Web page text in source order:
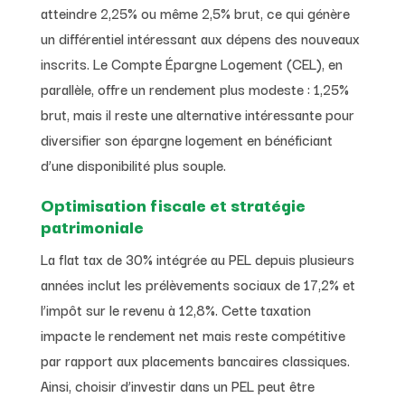
atteindre 2,25% ou même 2,5% brut, ce qui génère
un différentiel intéressant aux dépens des nouveaux
inscrits. Le Compte Épargne Logement (CEL), en
parallèle, offre un rendement plus modeste : 1,25%
brut, mais il reste une alternative intéressante pour
diversifier son épargne logement en bénéficiant
d’une disponibilité plus souple.
Optimisation fiscale et stratégie
patrimoniale
La flat tax de 30% intégrée au PEL depuis plusieurs
années inclut les prélèvements sociaux de 17,2% et
l’impôt sur le revenu à 12,8%. Cette taxation
impacte le rendement net mais reste compétitive
par rapport aux placements bancaires classiques.
Ainsi, choisir d’investir dans un PEL peut être